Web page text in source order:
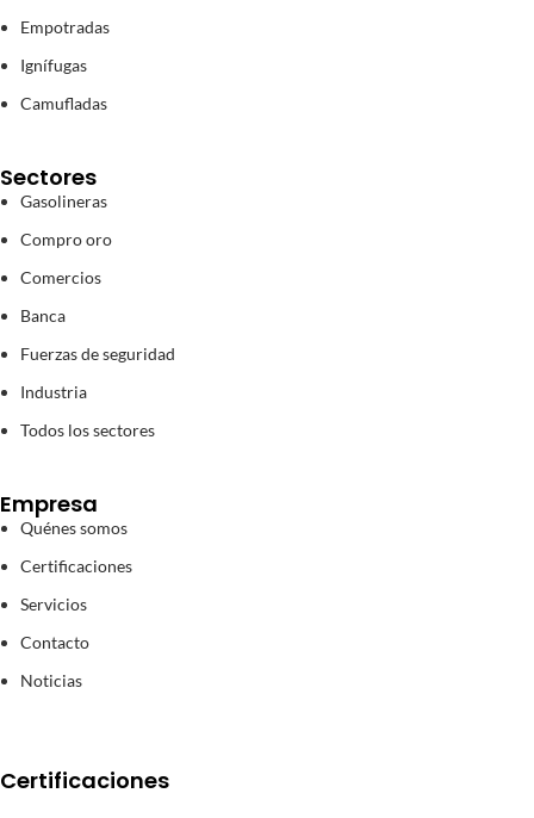
Empotradas
Ignífugas
Camufladas
Sectores
Gasolineras
Compro oro
Comercios
Banca
Fuerzas de seguridad
Industria
Todos los sectores
Empresa
Quénes somos
Certificaciones
Servicios
Contacto
Noticias
Certificaciones